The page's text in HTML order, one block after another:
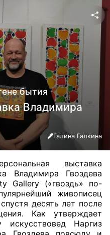
бытия
Владимира
Галина Галкина
выставка
Владимира Гвоздева
Gallery («гвоздь» по-
живописец
десять лет после
Как утверждает
Наргиз